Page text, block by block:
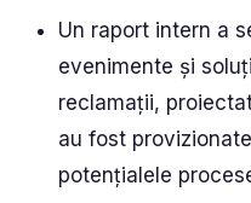
Un raport intern a
evenimente și
reclamații,
au fost
potențialele